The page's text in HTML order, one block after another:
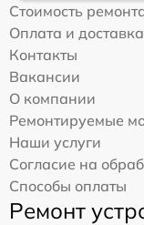
Стоимость
Оплата и доставка
Контакты
Вакансии
О компании
Ремонтируемые
Наши услуги
Согласие на
Способы оплаты
Ремонт